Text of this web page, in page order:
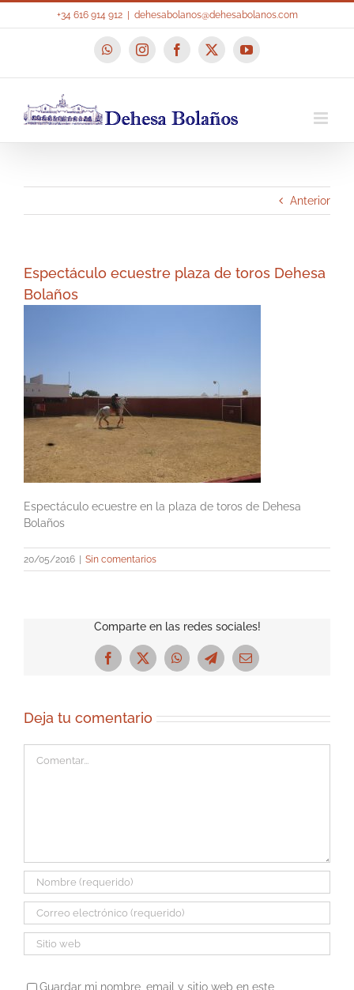
+34 616 914 912 dehesabolanos@dehesabolanos.com
WhatsAppInstagramFacebook
X YouTube
Anterior
Espectáculo ecuestre plaza de toros Dehesa
Bolaños
Espectáculo ecuestre en la plaza de toros de Dehesa
Bolaños
20/05/2016 Sin comentarios
Comparte en las redes sociales!
Facebook
X WhatsAppTelegramCorreo
Deja tu comentario
Guardar mi nombre, email y sitio web en este